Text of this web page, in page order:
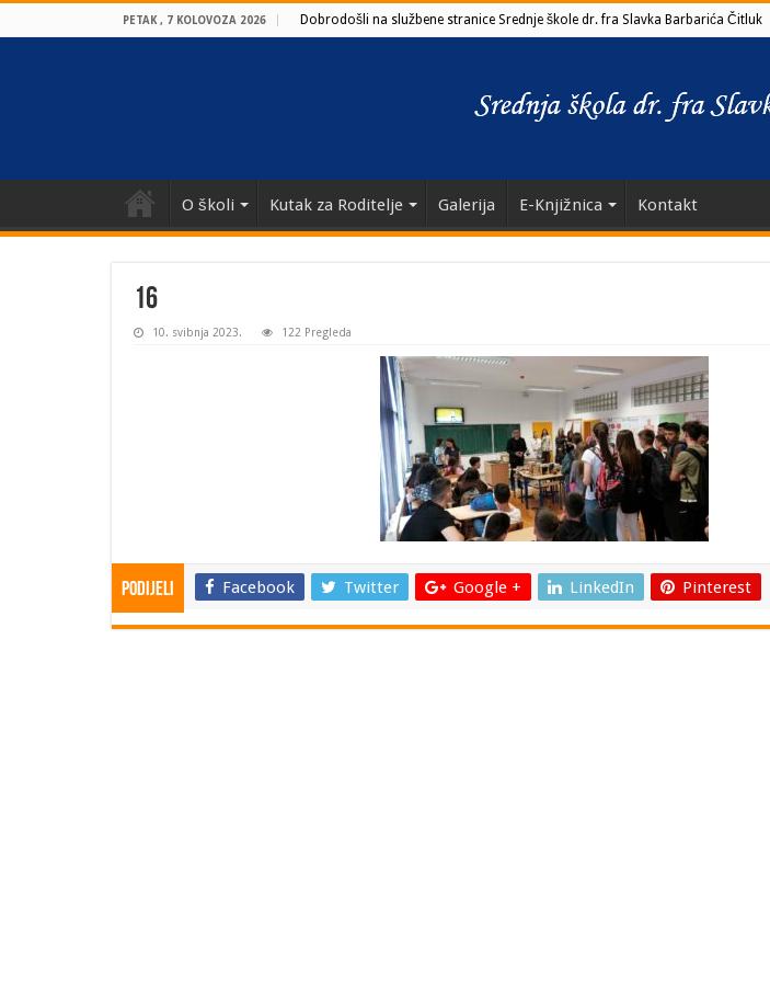
PETAK , 7 KOLOVOZA 2026 Dobrodošli na službene stranice Srednje škole dr. fra Slavka Barbarića Čitluk
O školi Kutak za Roditelje Galerija E-Knjižnica Kontakt
16
10. svibnja 2023. 122 Pregleda
Podijeli Facebook Twitter Google + LinkedIn Pinterest